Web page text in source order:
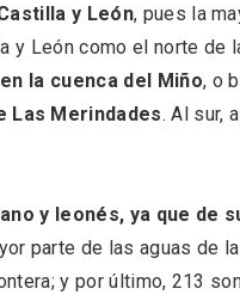
y León, pues la
y León como el norte de
la cuenca del Miño, o
Las Merindades. Al sur,
y leonés, ya que de
parte de las aguas de
y por último, 213
Conciertos
coro Wetherby
School en Ávila y